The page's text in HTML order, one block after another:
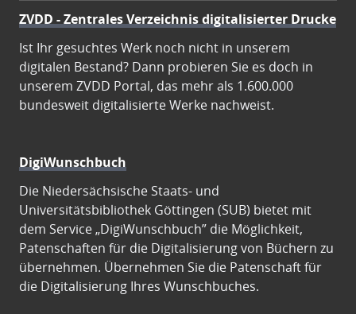
ZVDD - Zentrales Verzeichnis digitalisierter Drucke
Ist Ihr gesuchtes Werk noch nicht in unserem
digitalen Bestand? Dann probieren Sie es doch in
unserem ZVDD Portal, das mehr als 1.600.000
bundesweit digitalisierte Werke nachweist.
DigiWunschbuch
Die Niedersächsische Staats- und
Universitätsbibliothek Göttingen (SUB) bietet mit
dem Service „DigiWunschbuch” die Möglichkeit,
Patenschaften für die Digitalisierung von Büchern zu
übernehmen. Übernehmen Sie die Patenschaft für
die Digitalisierung Ihres Wunschbuches.